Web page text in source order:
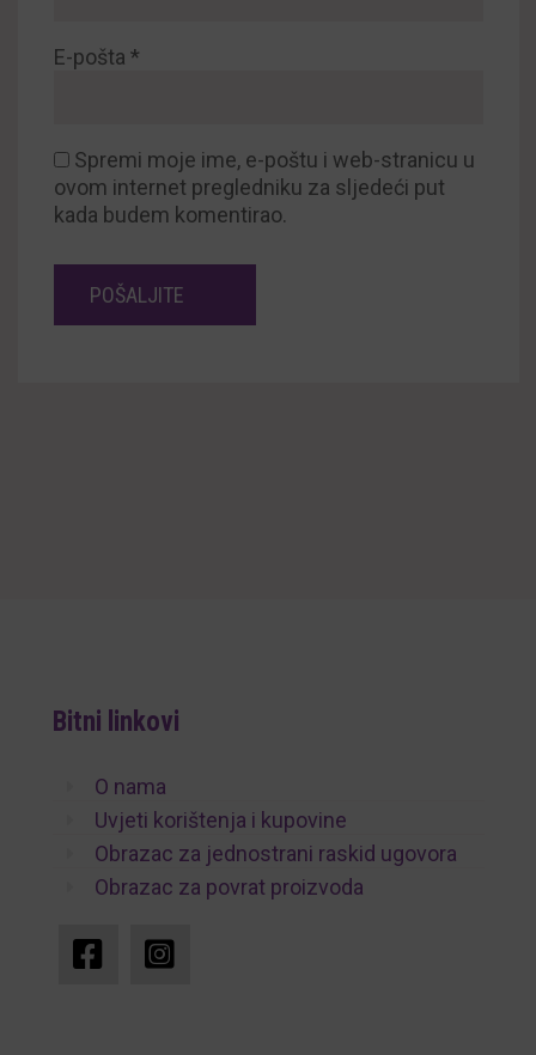
E-pošta *
Spremi moje ime, e-poštu i web-stranicu u
ovom internet pregledniku za sljedeći put
kada budem komentirao.
Bitni linkovi
O nama
Uvjeti korištenja i kupovine
Obrazac za jednostrani raskid ugovora
Obrazac za povrat proizvoda